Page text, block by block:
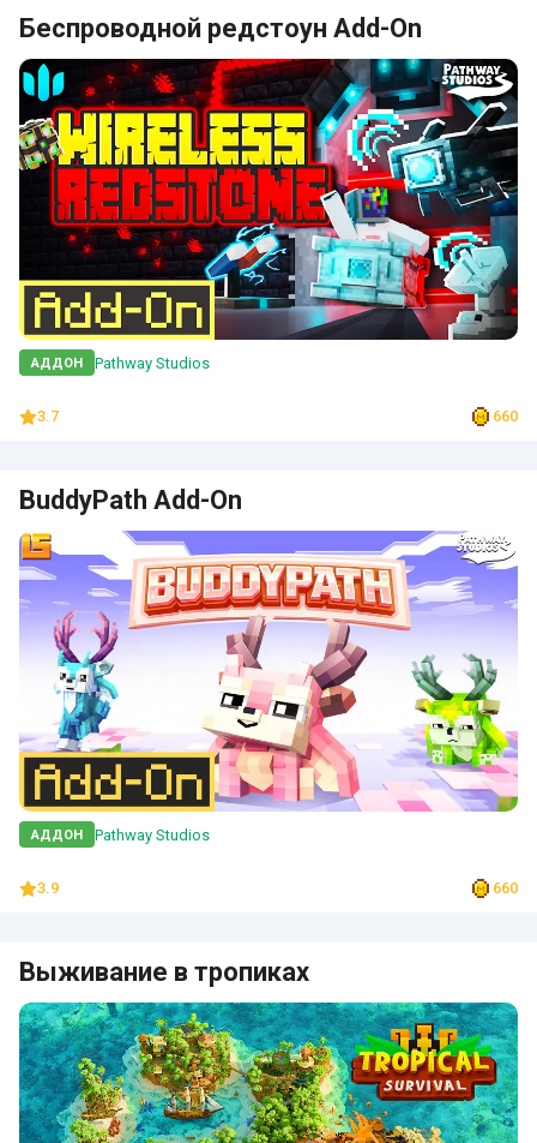
Беспроводной редстоун Add-On
АДДОН Pathway Studios
3.7 660
BuddyPath Add-On
АДДОН Pathway Studios
3.9 660
Выживание в тропиках